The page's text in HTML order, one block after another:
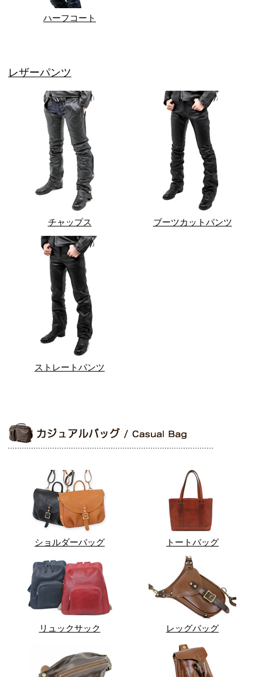
ハーフコート
レザーパンツ
チャップス ブーツカットパンツ
ストレートパンツ
ショルダーバッグ トートバッグ
リュックサック レッグバッグ